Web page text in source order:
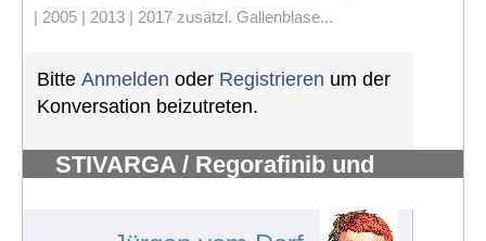
| 2005 | 2013 | 2017 zusätzl. Gallenblase...
Bitte Anmelden oder Registrieren um der
Konversation beizutreten.
STIVARGA / Regorafinib und